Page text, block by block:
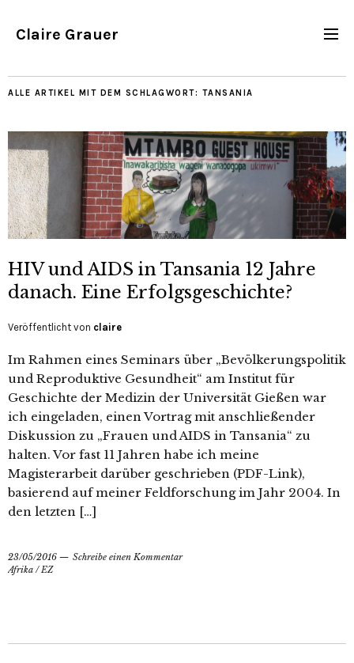
Claire Grauer
ALLE ARTIKEL MIT DEM SCHLAGWORT: TANSANIA
HIV und AIDS in Tansania 12 Jahre
danach. Eine Erfolgsgeschichte?
Veröffentlicht von claire
Im Rahmen eines Seminars über „Bevölkerungspolitik
und Reproduktive Gesundheit“ am Institut für
Geschichte der Medizin der Universität Gießen war
ich eingeladen, einen Vortrag mit anschließender
Diskussion zu „Frauen und AIDS in Tansania“ zu
halten. Vor fast 11 Jahren habe ich meine
Magisterarbeit darüber geschrieben (PDF-Link),
basierend auf meiner Feldforschung im Jahr 2004. In
den letzten […]
23/05/2016
Schreibe einen Kommentar
Afrika /EZ